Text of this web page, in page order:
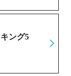
ング5